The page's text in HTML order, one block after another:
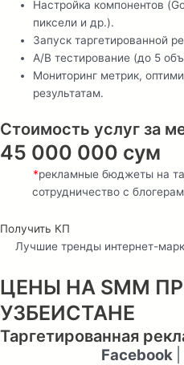
Настройка компонентов
пиксели и др.).
Запуск таргетированной
A/B тестирование (до 5
Мониторинг метрик,
результатам.
Стоимость услуг за
45 000 000 сум
*рекламные бюджеты на
сотрудничество с
Получить КП
Лучшие тренды интернет-
ЦЕНЫ НА SMM
УЗБЕИСТАНЕ
Таргетированная
Facebook